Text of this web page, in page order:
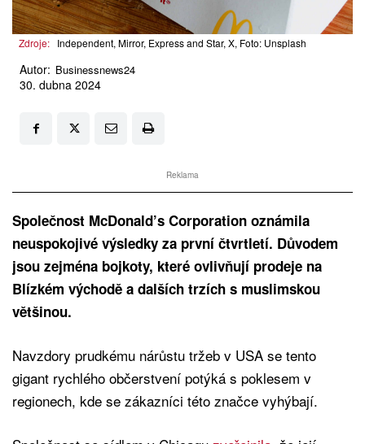
Zdroje: Independent, Mirror, Express and Star, X, Foto: Unsplash
Autor: Businessnews24
30. dubna 2024
Reklama
Společnost McDonald’s Corporation oznámila
neuspokojivé výsledky za první čtvrtletí. Důvodem
jsou zejména bojkoty, které ovlivňují prodeje na
Blízkém východě a dalších trzích s muslimskou
většinou.
Navzdory prudkému nárůstu tržeb v USA se tento
gigant rychlého občerstvení potýká s poklesem v
regionech, kde se zákazníci této značce vyhýbají.